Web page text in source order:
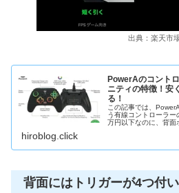
出典：楽天市
PowerAのコント
ニティの特徴！安
る！
この記事では、
う有線コントローラ
万円以下なのに、背面
hiroblog.click
背面にはトリガーが4つ付